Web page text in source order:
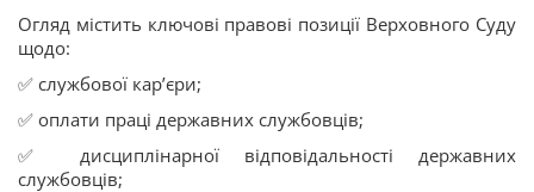
Огляд містить ключові правові позиції Верховного Суду
щодо:
✅ службової кар’єри;
✅ оплати праці державних службовців;
✅ дисциплінарної відповідальності державних
службовців;